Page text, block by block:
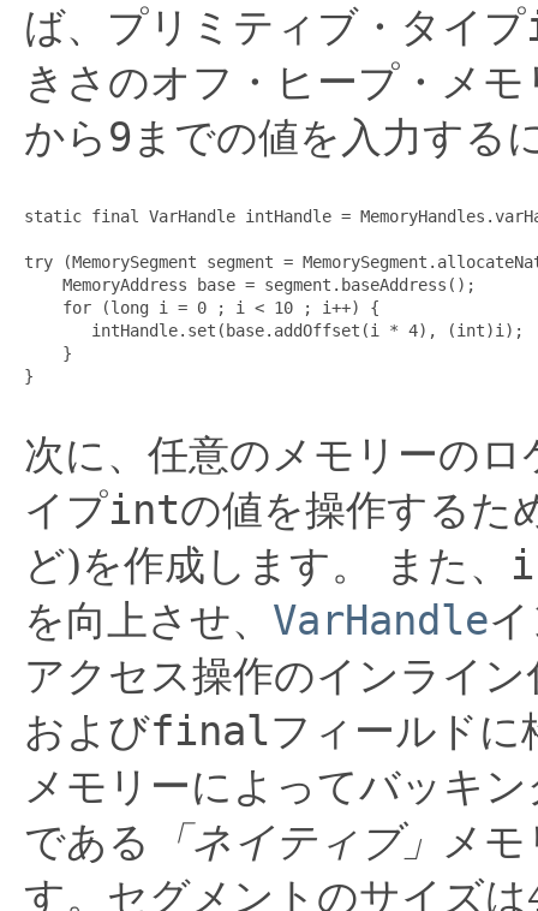
ば、プリミティブ・タイプ
きさのオフ・ヒープ・メ
から 9までの値を入力する
static final VarHandle intHandle =
try (MemorySegment segment =
    MemoryAddress base = segment.baseAddress();
    for (long i = 0 ; i < 10 ; i++) {
       intHandle.set(base.addOffset(i * 4), (int)i);
    }
}
次に、任意のメモリーの
イプintの値を操作するた
ど)を作成します。
また、
を向上させ、 VarHandle
アクセス操作のインライ
およびfinalフィールドに
メモリーによってバッキ
である
「ネイティブ」 メ
す。セグメントのサイズ